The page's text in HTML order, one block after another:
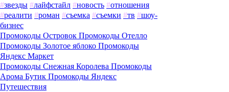
#звезды #лайфстайл #новость #отношения
#реалити #роман #съемка #съемки #тв #шоу-
бизнес
Промокоды Островок Промокоды Отелло
Промокоды Золотое яблоко Промокоды
Яндекс Маркет
Промокоды Снежная Королева Промокоды
Арома Бутик Промокоды Яндекс
Путешествия